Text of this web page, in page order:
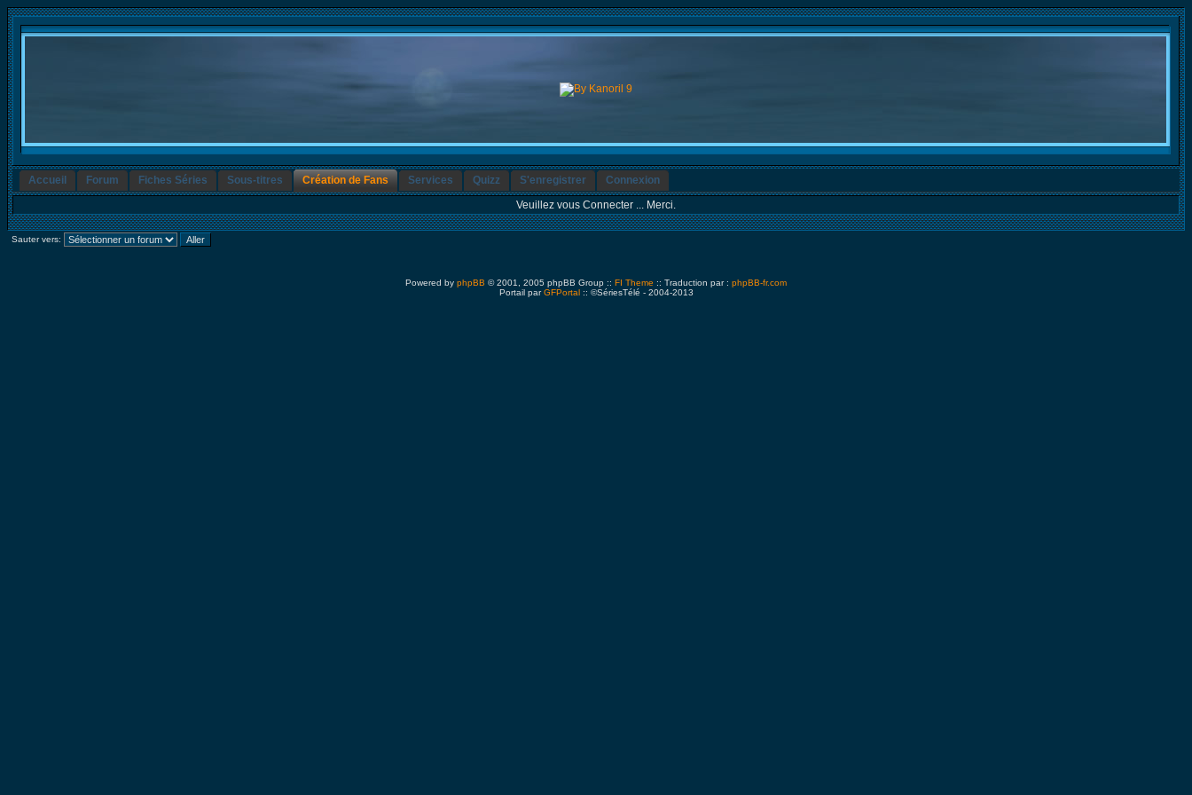
Accueil Forum Fiches Séries Sous-titres Création de Fans Services Quizz S'enregistrer
Connexion
Veuillez vous Connecter ... Merci.
Sauter vers:
Powered by phpBB © 2001, 2005 phpBB Group :: FI Theme :: Traduction par : phpBB-fr.com
Portail parGFPortal:: ©SériesTélé - 2004-2013